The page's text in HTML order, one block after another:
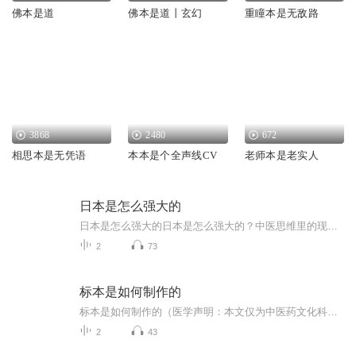
佛本是道 佛本是道丨玄幻 重瞳本是无敌路
3868
相思本是无凭语
2480
本本是个全声线CV
672
老师本是老实人
日本是怎么强大的
2 73
标本是如何制作的
2 43